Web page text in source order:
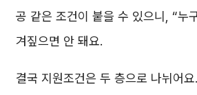
공 같은 조건이 붙을 수 있으니, “누
겨짚으면 안 돼요.
결국 지원조건은 두 층으로 나뉘어